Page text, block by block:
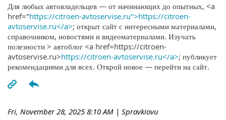
Для любых автовладельцев — от начинающих до опытных, <a
href="https://citroen-avtoservise.ru">https://citroen-
avtoservise.ru</a>; открыт сайт с интересными материалами,
справочником, новостями и видеоматериалами. Изучать
полезности > автоблог <a href=https://citroen-
avtoservise.ru>https://citroen-avtoservise.ru</a>; публикует
рекомендациями для всех. Открой новое — перейти на сайт.
Fri, November 28, 2025 8:10 AM | Spravkiovu